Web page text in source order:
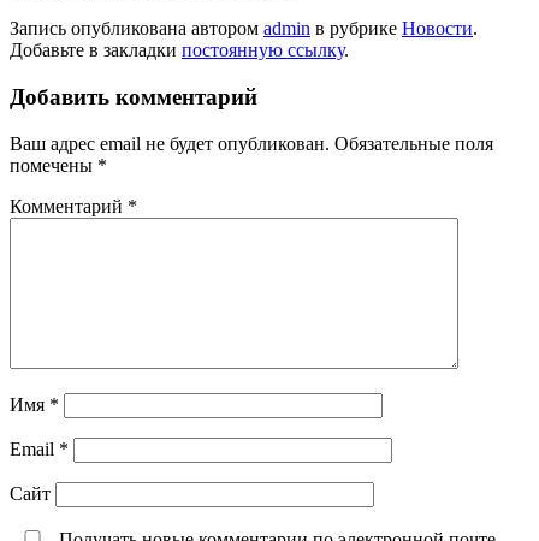
Запись опубликована автором admin в рубрике Новости.
Добавьте в закладки постоянную ссылку.
Добавить комментарий
Ваш адрес email не будет опубликован. Обязательные поля
помечены *
Комментарий *
Имя *
Email *
Сайт